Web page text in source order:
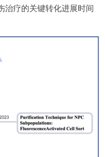
治疗的关键转化进展时间